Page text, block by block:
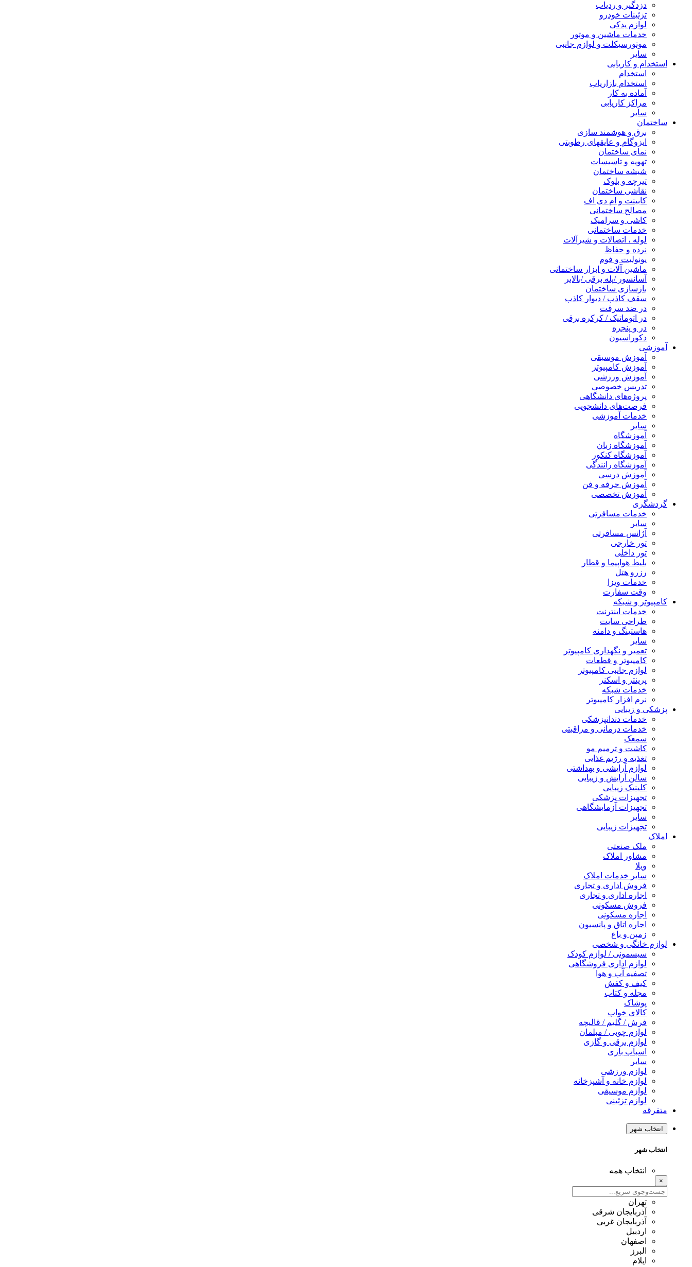
دزدگیر و ردیاب
تزئینات خودرو
لوازم یدکی
خدمات ماشین و موتور
موتورسیکلت و لوازم جانبی
سایر
استخدام و کاریابی
استخدام
استخدام بازاریاب
آماده به کار
مراکز کاریابی
سایر
ساختمان
برق و هوشمند سازی
ایزوگام و عایقهای رطوبتی
نمای ساختمان
تهویه و تاسیسات
شیشه ساختمان
تیرچه و بلوک
نقاشی ساختمان
کابینت و ام دی اف
مصالح ساختمانی
کاشی و سرامیک
خدمات ساختمانی
لوله ، اتصالات و شیرآلات
نرده و حفاظ
یونولیت و فوم
ماشین آلات و ابزار ساختمانی
آسانسور /پله برقی /بالابر
بازسازی ساختمان
سقف کاذب / دیوار کاذب
در ضد سرقت
در اتوماتیک / کرکره برقی
در و پنجره
دکوراسیون
آموزشی
آموزش موسیقی
آموزش کامپیوتر
آموزش ورزشی
تدریس خصوصی
پروژه‌های دانشگاهی
فرصت‌های دانشجویی
خدمات آموزشی
سایر
آموزشگاه
آموزشگاه زبان
آموزشگاه کنکور
آموزشگاه رانندگی
آموزش درسی
آموزش حرفه و فن
آموزش تخصصی
گردشگری
خدمات مسافرتی
سایر
آژانس مسافرتی
تور خارجی
تور داخلی
بلیط هواپیما و قطار
رزرو هتل
خدمات ویزا
وقت سفارت
کامپیوتر و شبکه
خدمات اینترنت
طراحی سایت
هاستینگ و دامنه
سایر
تعمیر و نگهداری کامپیوتر
کامپیوتر و قطعات
لوازم جانبی کامپیوتر
پرینتر و اسکنر
خدمات شبکه
نرم افزار کامپیوتر
پزشکی و زیبایی
خدمات دندانپزشکی
خدمات درمانی و مراقبتی
سمعک
کاشت و ترمیم مو
تغذیه و رژیم غذایی
لوازم آرایشی و بهداشتی
سالن آرایش و زیبایی
کلینیک زیبایی
تجهیزات پزشکی
تجهیزات آزمایشگاهی
سایر
تجهیزات زیبایی
املاک
ملک صنعتی
مشاور املاک
ویلا
سایر خدمات املاک
فروش اداری و تجاری
اجاره اداری و تجاری
فروش مسکونی
اجاره مسکونی
اجاره اتاق و پانسیون
زمین و باغ
لوازم خانگی و شخصی
سیسمونی / لوازم کودک
لوازم اداری فروشگاهی
تصفیه آب و هوا
کیف و کفش
مجله و کتاب
پوشاک
کالای خواب
فرش / گلیم / قالیچه
لوازم چوبی / مبلمان
لوازم برقی و گازی
اسباب بازی
سایر
لوازم ورزشی
لوازم خانه و آشپزخانه
لوازم موسیقی
لوازم تزئینی
متفرقه
انتخاب شهر
انتخاب شهر
انتخاب همه
×
تهران
آذربایجان شرقی
آذربایجان غربی
اردبیل
اصفهان
البرز
ایلام